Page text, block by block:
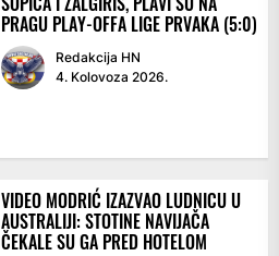
PRAGU PLAY-OFFA LIGE PRVAKA (5:0)
Redakcija HN
4. Kolovoza 2026.
VIDEO MODRIĆ IZAZVAO LUDNICU U
AUSTRALIJI: STOTINE NAVIJAČA
ČEKALE SU GA PRED HOTELOM